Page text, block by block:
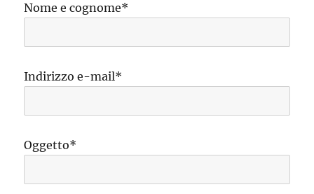
Nome e cognome*
Indirizzo e-mail*
Oggetto*